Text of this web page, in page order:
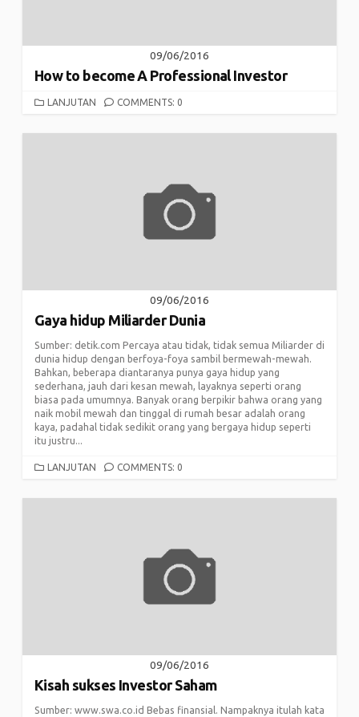
09/06/2016
How to become A Professional Investor
CATEGORIES
LANJUTAN COMMENTS: 0
09/06/2016
Gaya hidup Miliarder Dunia
Sumber: detik.com Percaya atau tidak, tidak semua Miliarder di
dunia hidup dengan berfoya-foya sambil bermewah-mewah.
Bahkan, beberapa diantaranya punya gaya hidup yang
sederhana, jauh dari kesan mewah, layaknya seperti orang
biasa pada umumnya. Banyak orang berpikir bahwa orang yang
naik mobil mewah dan tinggal di rumah besar adalah orang
kaya, padahal tidak sedikit orang yang bergaya hidup seperti
itu justru...
CATEGORIES
LANJUTAN COMMENTS: 0
09/06/2016
Kisah sukses Investor Saham
Sumber: www.swa.co.id Bebas finansial. Nampaknya itulah kata